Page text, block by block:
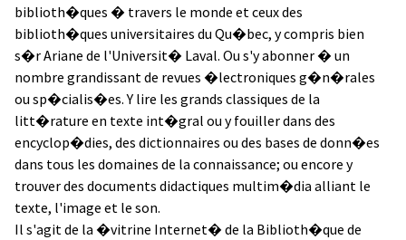
biblioth�ques � travers le monde et ceux des
biblioth�ques universitaires du Qu�bec, y compris bien
s�r Ariane de l'Universit� Laval. Ou s'y abonner � un
nombre grandissant de revues �lectroniques g�n�rales
ou sp�cialis�es. Y lire les grands classiques de la
litt�rature en texte int�gral ou y fouiller dans des
encyclop�dies, des dictionnaires ou des bases de donn�es
dans tous les domaines de la connaissance; ou encore y
trouver des documents didactiques multim�dia alliant le
texte, l'image et le son.
Il s'agit de la �vitrine Internet� de la Biblioth�que de